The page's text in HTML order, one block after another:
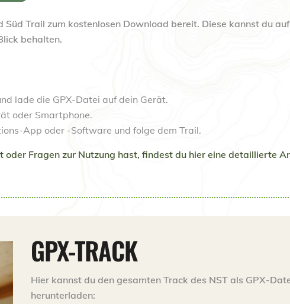
Trail zum kostenlosen Download bereit. Diese kannst du
behalten.
lade die GPX-Datei auf dein Gerät.
oder Smartphone.
App oder -Software und folge dem Trail.
Fragen zur Nutzung hast, findest du hier eine detaillierte
GPX-TRACK
Hier kannst du den gesamten Track des NST als GPX-
herunterladen: